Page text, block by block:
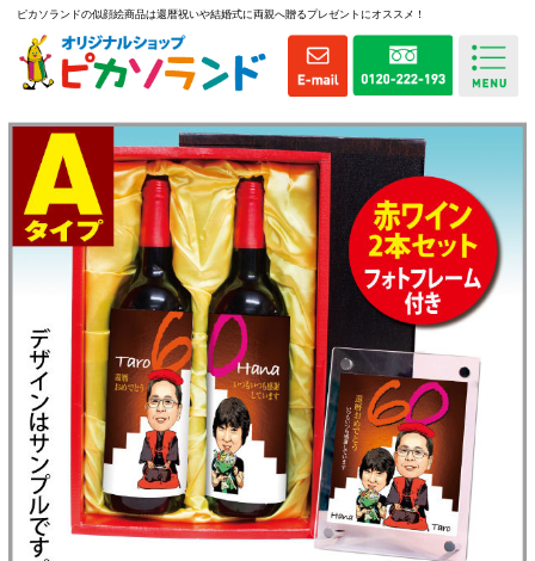
ピカソランドの似顔絵商品は還暦祝いや結婚式に両親へ贈るプレゼントにオススメ！